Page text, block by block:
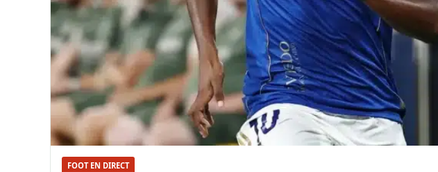
FOOT EN DIRECT